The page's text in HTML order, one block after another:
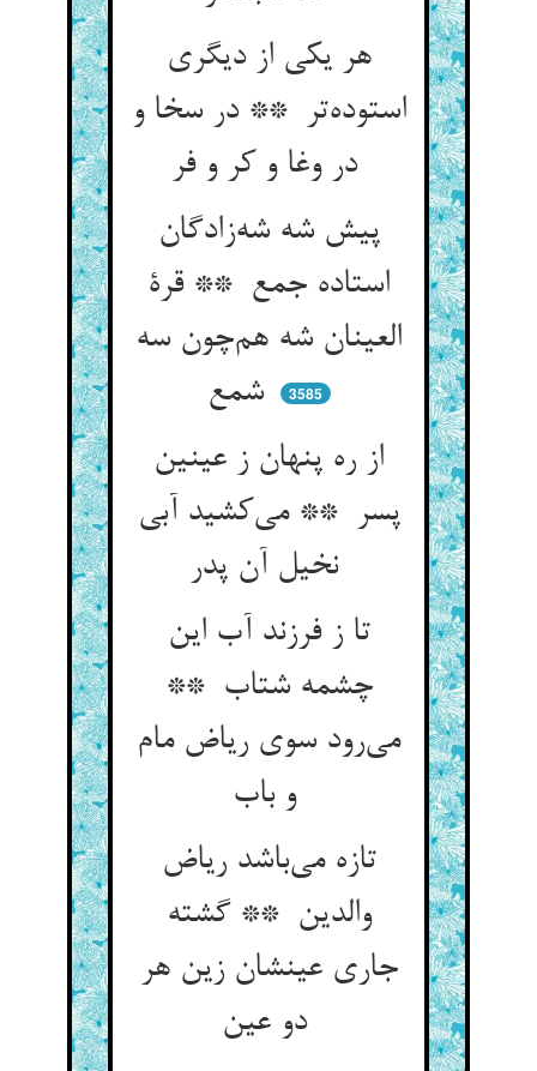
هر یکی از دیگری
استوده‌تر ** در سخا و
در وغا و کر و فر
پیش شه شه‌زادگان
استاده جمع ** قرة
العینان شه هم‌چون سه
شمع
3585
از ره پنهان ز عینین
پسر ** می‌کشید آبی
نخیل آن پدر
تا ز فرزند آب این
چشمه شتاب **
می‌رود سوی ریاض مام
و باب
تازه می‌باشد ریاض
والدین ** گشته
جاری عینشان زین هر
دو عین